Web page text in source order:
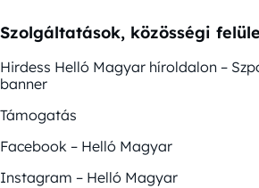
Szolgáltatások, közösségi
Hirdess Helló Magyar híroldalon –
banner
Támogatás
Facebook – Helló Magyar
Instagram – Helló Magyar